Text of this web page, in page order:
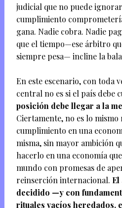
judicial que no puede
cumplimiento
gana. Nadie cobra. Nadie
que el tiempo—ese árbitro
siempre pesa— incline la
En este escenario, con toda
central no es si el país debe
posición debe llegar a la
Ciertamente, no es lo
cumplimiento en una
misma, sin mayor ambición
hacerlo en una economía
mundo con promesas de
reinserción internacional. El
decidido —y con
rituales vacíos heredados,